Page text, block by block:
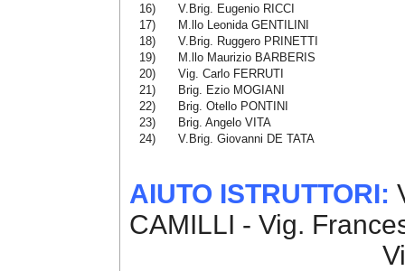
16)
V.Brig. Eugenio RICCI
17)
M.llo Leonida GENTILINI
18)
V.Brig. Ruggero PRINETTI
19)
M.llo Maurizio BARBERIS
20)
Vig. Carlo FERRUTI
21)
Brig. Ezio MOGIANI
22)
Brig. Otello PONTINI
23)
Brig. Angelo VITA
24)
V.Brig. Giovanni DE TATA
AIUTO ISTRUTTORI:
CAMILLI - Vig.